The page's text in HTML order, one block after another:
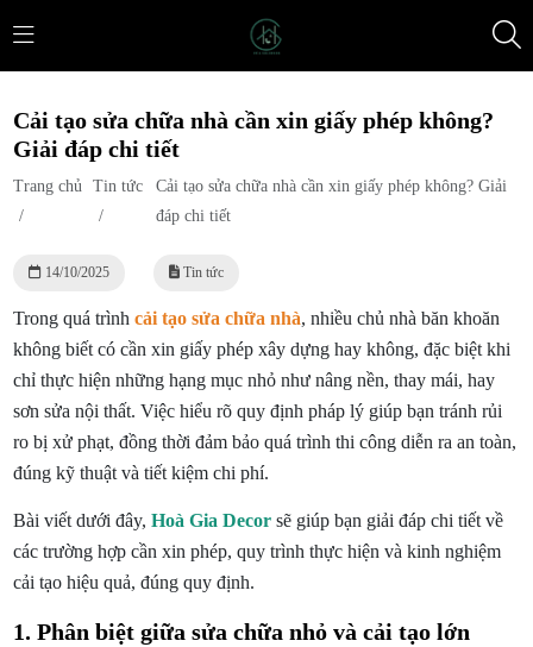
Cải tạo sửa chữa nhà cần xin giấy phép không?
Giải đáp chi tiết
Trang chủ
/
Tin tức
/
Cải tạo sửa chữa nhà cần xin giấy phép không? Giải
đáp chi tiết
14/10/2025 Tin tức
Trong quá trình cải tạo sửa chữa nhà, nhiều chủ nhà băn khoăn
không biết có cần xin giấy phép xây dựng hay không, đặc biệt khi
chỉ thực hiện những hạng mục nhỏ như nâng nền, thay mái, hay
sơn sửa nội thất. Việc hiểu rõ quy định pháp lý giúp bạn tránh rủi
ro bị xử phạt, đồng thời đảm bảo quá trình thi công diễn ra an toàn,
đúng kỹ thuật và tiết kiệm chi phí.
Bài viết dưới đây, Hoà Gia Decor sẽ giúp bạn giải đáp chi tiết về
các trường hợp cần xin phép, quy trình thực hiện và kinh nghiệm
cải tạo hiệu quả, đúng quy định.
1. Phân biệt giữa sửa chữa nhỏ và cải tạo lớn